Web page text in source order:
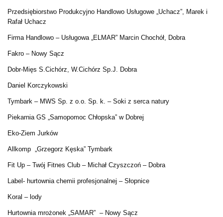
Przedsiębiorstwo Produkcyjno Handlowo Usługowe „Uchacz”, Marek i
Rafał Uchacz
Firma Handlowo – Usługowa „ELMAR” Marcin Chochół, Dobra
Fakro – Nowy Sącz
Dobr-Mięs S.Cichórz, W.Cichórz Sp.J. Dobra
Daniel Korczykowski
Tymbark – MWS Sp. z o.o. Sp. k. – Soki z serca natury
Piekarnia GS „Samopomoc Chłopska” w Dobrej
Eko-Ziem Jurków
Allkomp „Grzegorz Kęska” Tymbark
Fit Up – Twój Fitnes Club – Michał Czyszczoń – Dobra
Label- hurtownia chemii profesjonalnej – Słopnice
Koral – lody
Hurtownia mrożonek „SAMAR” – Nowy Sącz